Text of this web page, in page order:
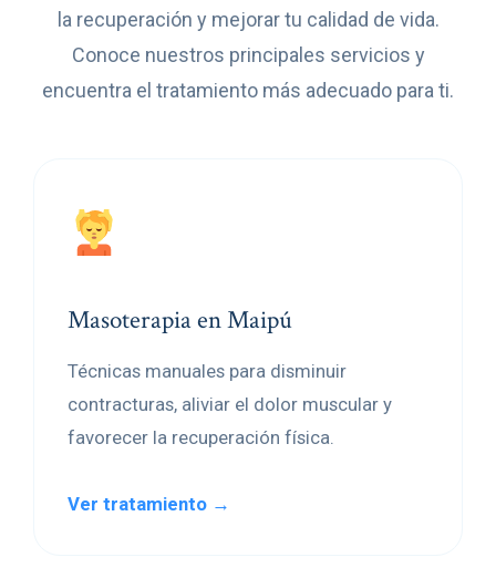
la recuperación y mejorar tu calidad de vida.
Conoce nuestros principales servicios y
encuentra el tratamiento más adecuado para ti.
Masoterapia en Maipú
Técnicas manuales para disminuir
contracturas, aliviar el dolor muscular y
favorecer la recuperación física.
Ver tratamiento →